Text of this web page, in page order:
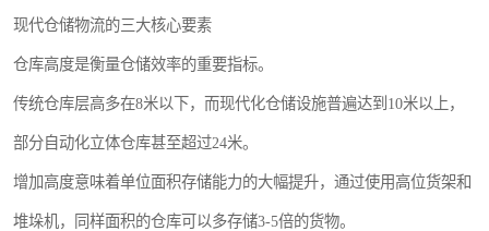
现代仓储物流的三大核心要素
仓库高度是衡量仓储效率的重要指标。
传统仓库层高多在8米以下，而现代化仓储设施普遍达到10米以上，
部分自动化立体仓库甚至超过24米。
增加高度意味着单位面积存储能力的大幅提升，通过使用高位货架和
堆垛机，同样面积的仓库可以多存储3-5倍的货物。
上海第三方仓储
仓储
上海托管仓库